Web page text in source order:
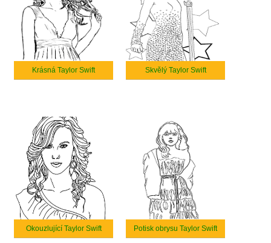
Krásná Taylor Swift Skvělý Taylor Swift
Okouzlující Taylor Swift Potisk obrysu Taylor Swift